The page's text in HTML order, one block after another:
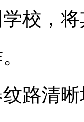
校，
路清